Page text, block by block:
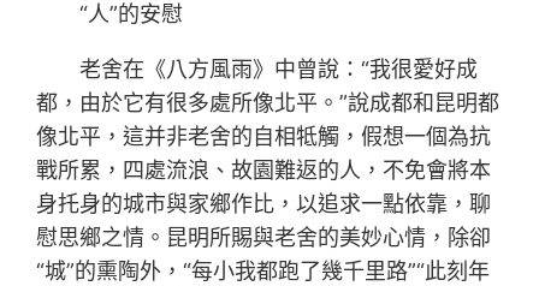
“人”的安慰
老舍在《八方風雨》中曾說：“我很愛好成
都，由於它有很多處所像北平。”說成都和昆明都
像北平，這并非老舍的自相牴觸，假想一個為抗
戰所累，四處流浪、故園難返的人，不免會將本
身托身的城市與家鄉作比，以追求一點依靠，聊
慰思鄉之情。昆明所賜與老舍的美妙心情，除卻
“城”的熏陶外，“每小我都跑了幾千里路”“此刻年